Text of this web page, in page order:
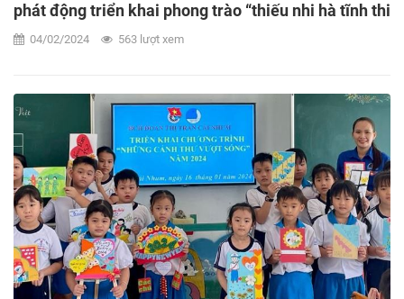
phát động triển khai phong trào “thiếu nhi hà tĩnh thi
đua làm theo 5 điều
04/02/2024 563 lượt xem